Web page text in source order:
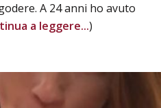
A 24 anni ho avuto
a leggere...)